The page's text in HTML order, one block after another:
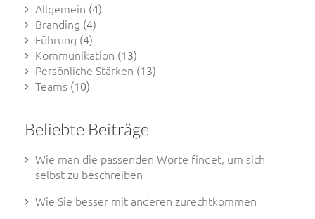
Allgemein (4)
Branding (4)
Führung (4)
Kommunikation (13)
Persönliche Stärken (13)
Teams (10)
Beliebte Beiträge
Wie man die passenden Worte findet, um sich
selbst zu beschreiben
Wie Sie besser mit anderen zurechtkommen